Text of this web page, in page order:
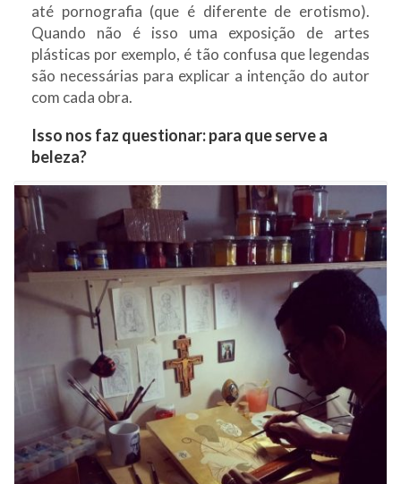
até pornografia (que é diferente de erotismo).
Quando não é isso uma exposição de artes
plásticas por exemplo, é tão confusa que legendas
são necessárias para explicar a intenção do autor
com cada obra.
Isso nos faz questionar: para que serve a
beleza?